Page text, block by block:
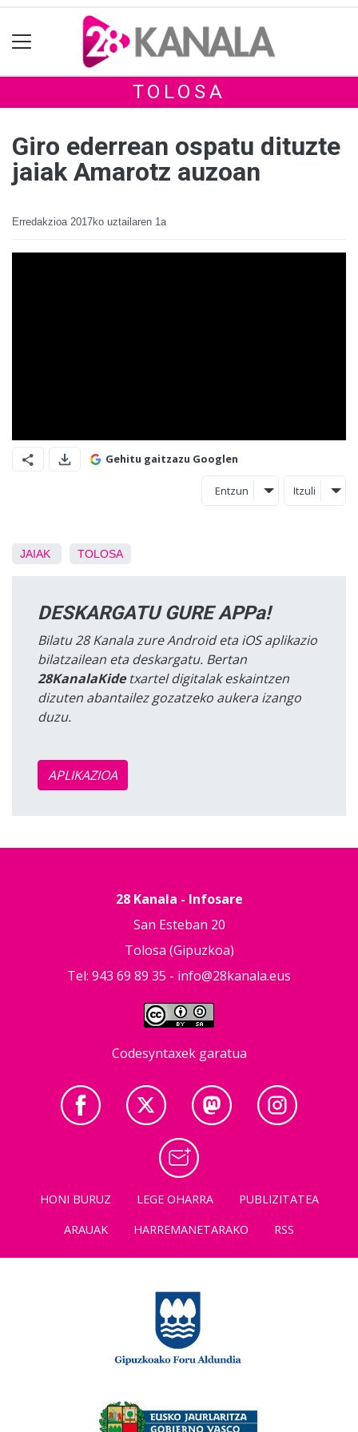
TOLOSA
Giro ederrean ospatu dituzte
jaiak Amarotz auzoan
Erredakzioa 2017ko uztailaren 1a
Gehitu gaitzazu Googlen
Entzun Itzuli
JAIAK TOLOSA
DESKARGATU GURE APPa!
Bilatu 28 Kanala zure Android eta iOS aplikazio
bilatzailean eta deskargatu. Bertan
28KanalaKidetxartel digitalak eskaintzen
dizuten abantailez gozatzeko aukera izango
duzu.
APLIKAZIOA
28 Kanala - Infosare
San Esteban 20
Tolosa (Gipuzkoa)
Tel: 943 69 89 35 - info@28kanala.eus
Codesyntaxek garatua
HONI BURUZ LEGE OHARRA
PUBLIZITATEA
ARAUAK
HARREMANETARAKO RSS